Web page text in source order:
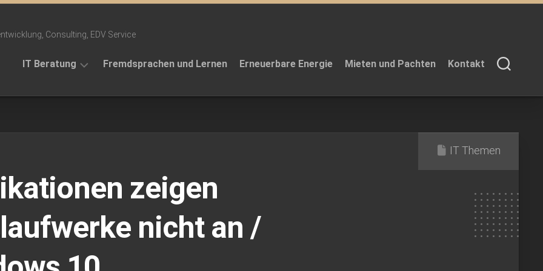
Consulting, EDV Service
IT Beratung
Referenzen
Fremdsprachen und Lernen Erneuerbare Energie Mieten und Pachten Kontakt
IT Themen
zeigen
nicht an /